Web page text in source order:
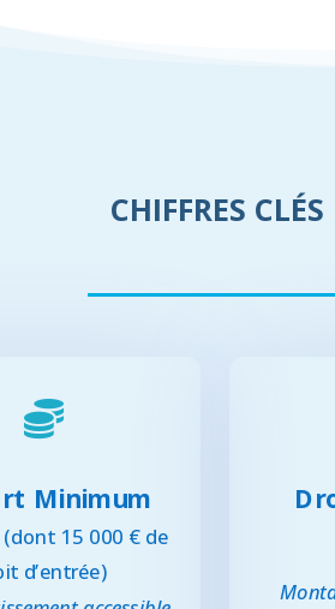
CHIFFRES CLÉS

Minimum
(dont 15 000 € de
d’entrée)